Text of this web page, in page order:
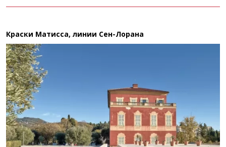
Краски Матисса, линии Сен-Лорана